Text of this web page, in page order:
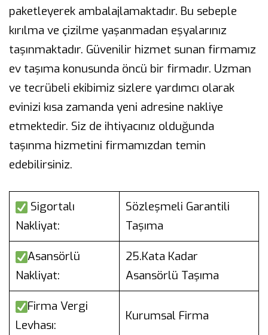
paketleyerek ambalajlamaktadır. Bu sebeple
kırılma ve çizilme yaşanmadan eşyalarınız
taşınmaktadır. Güvenilir hizmet sunan firmamız
ev taşıma konusunda öncü bir firmadır. Uzman
ve tecrübeli ekibimiz sizlere yardımcı olarak
evinizi kısa zamanda yeni adresine nakliye
etmektedir. Siz de ihtiyacınız olduğunda
taşınma hizmetini firmamızdan temin
edebilirsiniz.
Sigortalı
Nakliyat:
Sözleşmeli Garantili
Taşıma
Asansörlü
Nakliyat:
25.Kata Kadar
Asansörlü Taşıma
Firma Vergi
Levhası:
Kurumsal Firma